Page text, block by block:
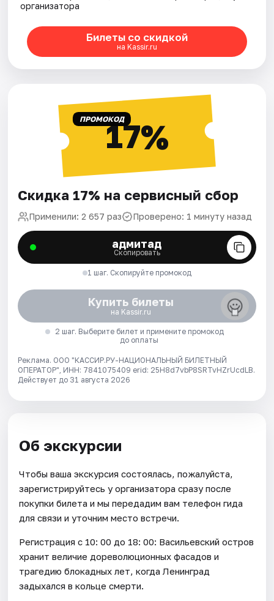
организатора
Билеты со скидкой
на Kassir.ru
ПРОМОКОД17%
Скидка 17% на сервисный сбор
Применили: 2 657 раз Проверено: 1 минуту назад
адмитад
Скопировать
1 шаг. Скопируйте промокод
Купить билеты
на Kassir.ru
2 шаг. Выберите билет и примените промокод
до оплаты
Реклама. ООО "КАССИР.РУ-НАЦИОНАЛЬНЫЙ БИЛЕТНЫЙ
ОПЕРАТОР", ИНН: 7841075409 erid: 25H8d7vbP8SRTvHZrUcdLB.
Действует до 31 августа 2026
Об экскурсии
Чтобы ваша экскурсия состоялась, пожалуйста,
зарегистрируйтесь у организатора сразу после
покупки билета и мы передадим вам телефон гида
для связи и уточним место встречи.
Регистрация с 10: 00 до 18: 00: Васильевский остров
хранит величие дореволюционных фасадов и
трагедию блокадных лет, когда Ленинград
задыхался в кольце смерти.